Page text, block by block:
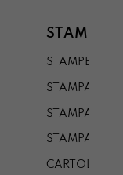
STAMPE
STAMPE A5
STAMPA A3
STAMPA A1
STAMPA A0
CARTOLINA